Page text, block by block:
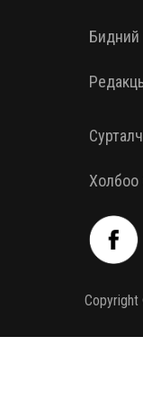
Бидний
Холбоо